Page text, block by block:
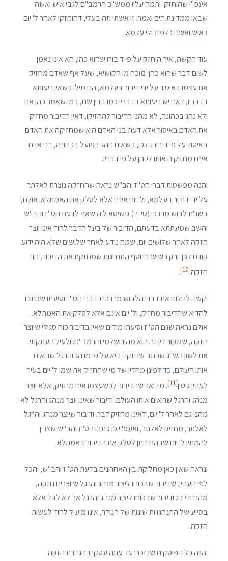
אעפ"י שהוחזק. ותמה עליו ממש"כ הרמב"ם לגבי איש ואשה
שבאו ממדינת הים ואמרו זו אשתי וזה בעלי, דהוחזקו לאחר ל' יום
כאיש ואשה כלפי כולי עלמא.
עוד הקשה, איך הוחזק על פי דיבורו שהוא כהן, הא אינו נאמן
לשום דבר שהוא כהן. מוכח מן הקושיא, שעל אף שאדם מחזיק
את עצמו באיסור על ידי דיבור בעלמא, הני מילי כשאין ריעותא
בדבריו, דאם יש ריעותא בדבריו כמו בדין שם, במי שאמר כהן אני
ולא נהג בכהונה, לא מהני הדיבור להחזיקו, דאין הדיבור מחזיק
את האדם באיסור אלא דעת בני האדם היא שמחזיקה את האדם
באיסור על פי דיבורו. לכן, כשאינו נוהג בפועל בכהונה, בני אדם
אינם מחזיקים אותו לכהן על פי דבריו.
והנה מפשטות דברי הט"ז והב"ש נראה שהחזקה נוצרת לאלתר
על ידי דיבור בעלמא, ול' יום אינם אלא לסלק את האמתלא. אולם,
בשו"ת לבוש מרדכי (סי' נ') פשיטא ליה שאף לדעת הט"ז והב"ש
והשב שמעתתא בדעתם, הדיבור של בעל הדבר לחוד אינו יוצר
חזקה לאחר שלושים יום, שמה נודע לאחר שלושים שלא היה ידוע
קודם לכן. ורק כשיש בנוסף התנהגות שמחזקת את הדיבור, הוי
חזקה[10]
.
וקשה להלום את דברי הלבוש מרדכי בדברי הט"ז וסיעתו שכתבו
להדיא שהדיבור מחזיק, ול' יום אינם אלא לסלק את האמתלא.
אולם נראה שגם הט"ז וסיעתו מודים שאין בדיבור כוח סגולי שיוצר
חזקה, שמקור דין זה הוא מהירושלמי והרמב"ם. ולעיל העתקתי
את לשון הש"ג שכתב שחזקה היא על פי מנהג והרגל שרואים
אותו העולם, כדילפינן מהדין של מי שהחזיק את שמו ל' יום בעיר
לעניין גיטין[11]
. מבואר שהדיבור לכשעצמו אינו מחזיק, אלא יוצר
מנהג והרגל שרואים אותו העולם. ודיבור שאינו יוצר מנהג והרגל לא
מהני גם לאחר ל' יום, דאינו מחזיק דבר. ודיבור שיוצר מנהג והרגל
לאלתר, מחזיק לאלתר, ואעפ"י כן כתבו הט"ז והב"ש שצריך
להמתין ל' יום שבהם ניתן לסלק את הדיבור באמתלא.
ונראה שאין כאן מחלוקת בין האחרונים בדעת הט"ז והב"ש, והכל
לפי העניין. שדיבור שבכוחו ליצור מנהג והרגל שיוצרים חזקה,
מהני ודי בו. ודיבור שבכוחו ליצור מנהג והרגל אך לא לבד אלא
בסיוע של התנהגויות שונות של הנודר, אינו מועיל לחוד לעשות
חזקה.
והנה כל הפוסקים שנזכרו עד עתה עסקו בהגדרת חזקה